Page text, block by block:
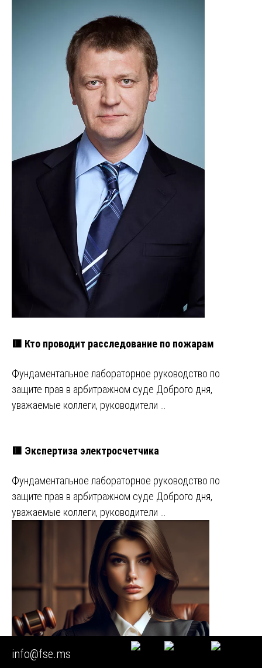
🟥 Кто проводит расследование по пожарам
Фундаментальное лабораторное руководство по
защите прав в арбитражном суде Доброго дня,
уважаемые коллеги, руководители …
🟥 Экспертиза электросчетчика
Фундаментальное лабораторное руководство по
защите прав в арбитражном суде Доброго дня,
уважаемые коллеги, руководители …
info@fse.ms